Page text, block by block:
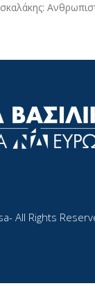
All Rights